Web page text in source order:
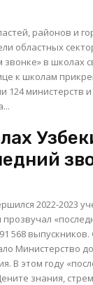
районов и
областных
в школах своих
к школам
124 министерств
2022-2023
прозвучал
Фотографии выпускников
Министерство
под
знания,